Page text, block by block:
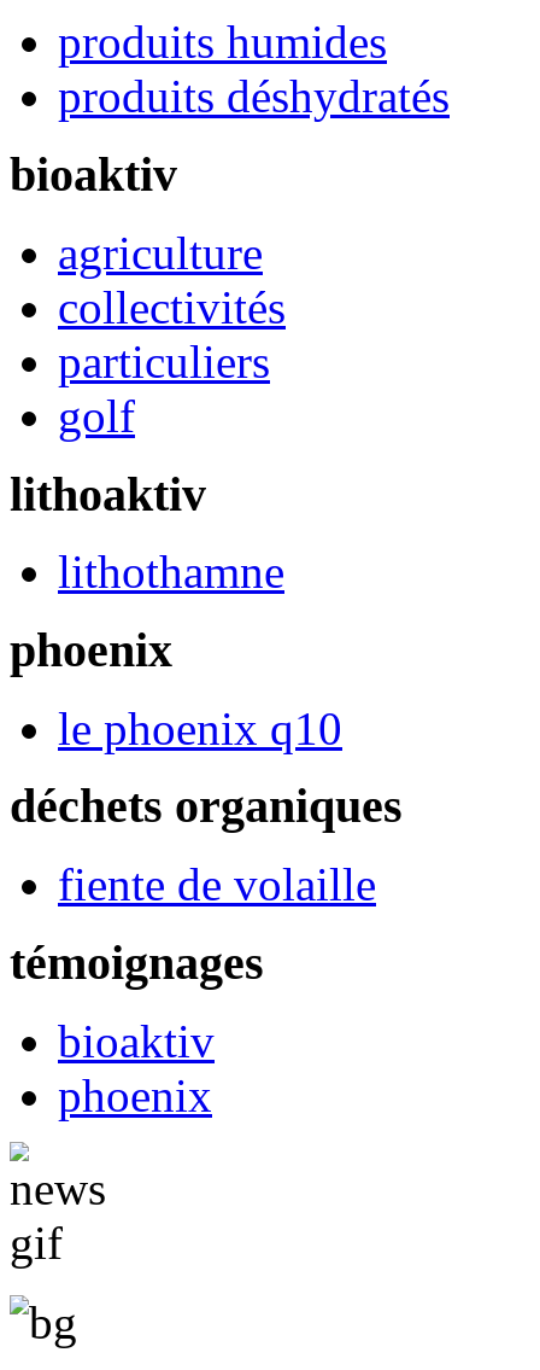
produits humides
produits déshydratés
bioaktiv
agriculture
collectivités
particuliers
golf
lithoaktiv
lithothamne
phoenix
le phoenix q10
déchets organiques
fiente de volaille
témoignages
bioaktiv
phoenix